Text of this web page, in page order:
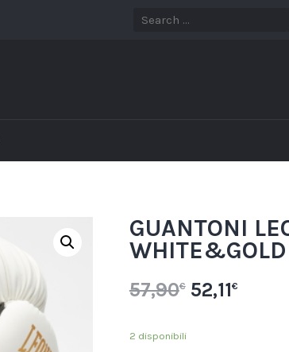
GUANTONI
WHITE&GOLD
57,90€ 52,11€
2 disponibili